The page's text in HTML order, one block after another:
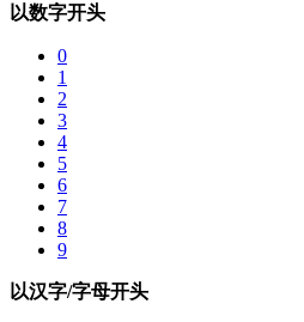
以数字开头
0
1
2
3
4
5
6
7
8
9
以汉字/字母开头